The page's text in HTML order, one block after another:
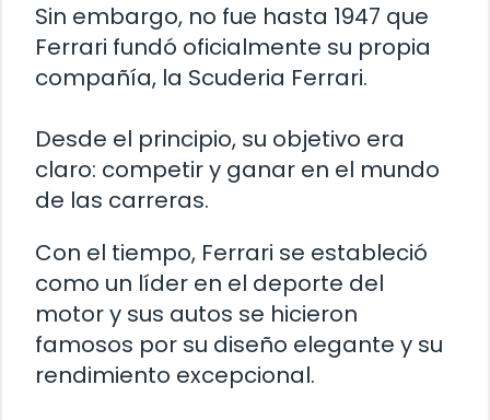
Sin embargo, no fue hasta 1947 que
Ferrari fundó oficialmente su propia
compañía, la Scuderia Ferrari.
Desde el principio, su objetivo era
claro: competir y ganar en el mundo
de las carreras.
Con el tiempo, Ferrari se estableció
como un líder en el deporte del
motor y sus autos se hicieron
famosos por su diseño elegante y su
rendimiento excepcional.